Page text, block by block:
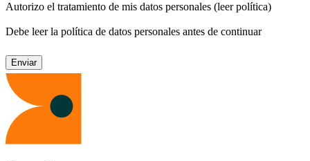
Autorizo el tratamiento de mis datos personales (leer política)
Debe leer la política de datos personales antes de continuar